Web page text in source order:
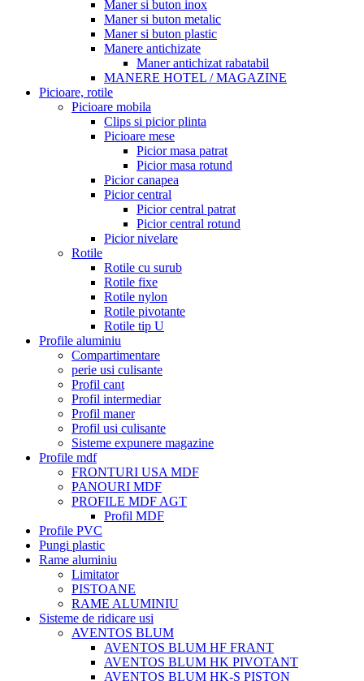
Maner si buton inox
Maner si buton metalic
Maner si buton plastic
Manere antichizate
Maner antichizat rabatabil
MANERE HOTEL / MAGAZINE
Picioare, rotile
Picioare mobila
Clips si picior plinta
Picioare mese
Picior masa patrat
Picior masa rotund
Picior canapea
Picior central
Picior central patrat
Picior central rotund
Picior nivelare
Rotile
Rotile cu surub
Rotile fixe
Rotile nylon
Rotile pivotante
Rotile tip U
Profile aluminiu
Compartimentare
perie usi culisante
Profil cant
Profil intermediar
Profil maner
Profil usi culisante
Sisteme expunere magazine
Profile mdf
FRONTURI USA MDF
PANOURI MDF
PROFILE MDF AGT
Profil MDF
Profile PVC
Pungi plastic
Rame aluminiu
Limitator
PISTOANE
RAME ALUMINIU
Sisteme de ridicare usi
AVENTOS BLUM
AVENTOS BLUM HF FRANT
AVENTOS BLUM HK PIVOTANT
AVENTOS BLUM HK-S PISTON